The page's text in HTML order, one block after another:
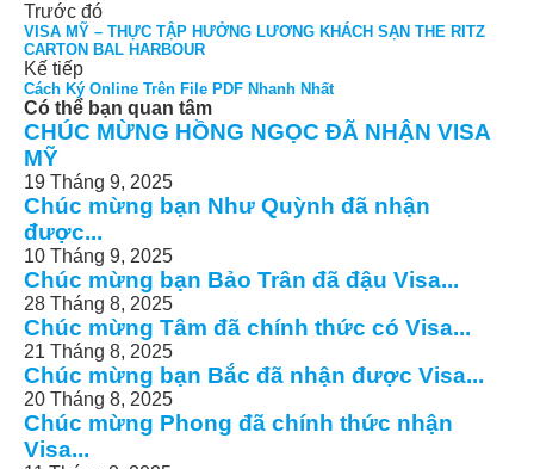
Trước đó
VISA MỸ – THỰC TẬP HƯỞNG LƯƠNG KHÁCH SẠN THE RITZ
CARTON BAL HARBOUR
Kế tiếp
Cách Ký Online Trên File PDF Nhanh Nhất
Có thể bạn quan tâm
CHÚC MỪNG HỒNG NGỌC ĐÃ NHẬN VISA
MỸ
19 Tháng 9, 2025
Chúc mừng bạn Như Quỳnh đã nhận
được...
10 Tháng 9, 2025
Chúc mừng bạn Bảo Trân đã đậu Visa...
28 Tháng 8, 2025
Chúc mừng Tâm đã chính thức có Visa...
21 Tháng 8, 2025
Chúc mừng bạn Bắc đã nhận được Visa...
20 Tháng 8, 2025
Chúc mừng Phong đã chính thức nhận
Visa...